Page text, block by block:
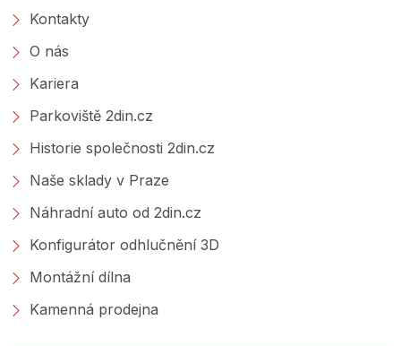
Kontakty
O nás
Kariera
Parkoviště 2din.cz
Historie společnosti 2din.cz
Naše sklady v Praze
Náhradní auto od 2din.cz
Konfigurátor odhlučnění 3D
Montážní dílna
Kamenná prodejna